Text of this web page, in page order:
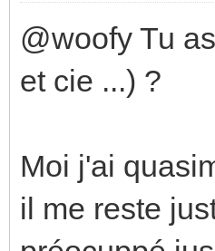
@woofy Tu
et cie ...) ?
Moi j'ai
il me reste